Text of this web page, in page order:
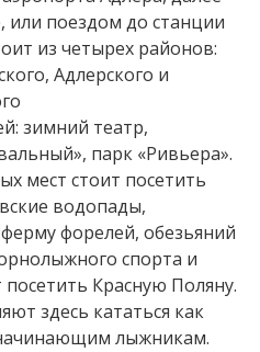
или поездом до станции
из четырех районов:
Адлерского и
зимний театр,
парк «Ривьера».
мест стоит посетить
водопады,
форелей, обезьяний
спорта и
Красную Поляну.
здесь кататься как
лыжникам.